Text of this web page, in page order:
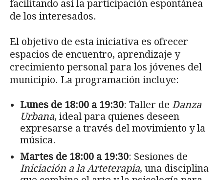
facilitando así la participación espontánea
de los interesados.
El objetivo de esta iniciativa es ofrecer
espacios de encuentro, aprendizaje y
crecimiento personal para los jóvenes del
municipio. La programación incluye:
Lunes de 18:00 a 19:30: Taller de Danza
Urbana, ideal para quienes deseen
expresarse a través del movimiento y la
música.
Martes de 18:00 a 19:30: Sesiones de
Iniciación a la Arteterapia, una disciplina